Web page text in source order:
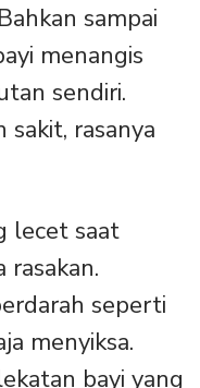
sampai
menangis
sendiri.
sakit, rasanya
lecet saat
rasakan.
seperti
menyiksa.
bayi yang